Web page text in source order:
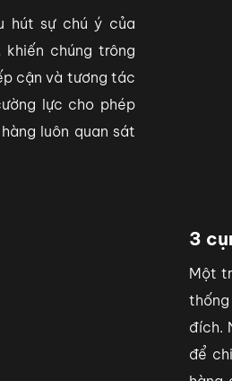
hút sự chú ý của
chúng trông
cận và tương tác
lực cho phép
luôn quan sát
3
Một
đích.
để